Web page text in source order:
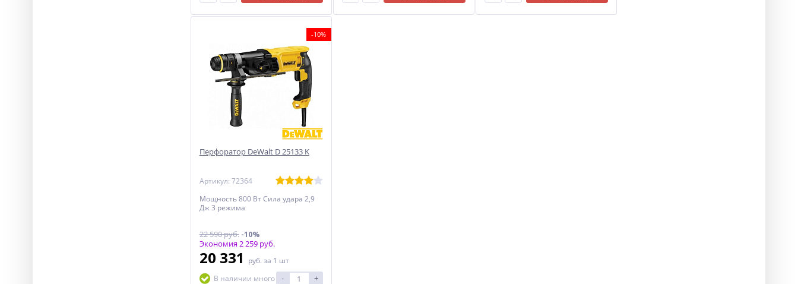
-10%
Перфоратор DeWalt D 25133 K
Артикул: 72364
Мощность 800 Вт Сила удара 2,9
Дж 3 режима
22 590 руб.-10%
Экономия 2 259 руб.
20 331 руб. за 1 шт
В наличии много
- +